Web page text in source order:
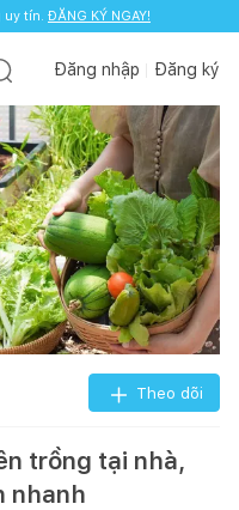
uy tín. ĐĂNG KÝ NGAY!
Đăng nhập Đăng ký
Theo dõi
trồng tại nhà,
nhanh